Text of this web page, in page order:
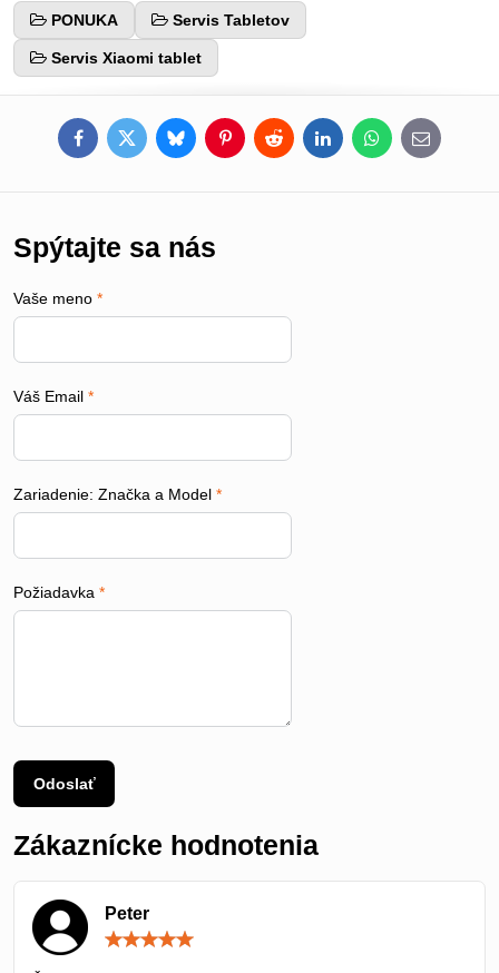
PONUKA Servis Tabletov
Servis Xiaomi tablet
FacebookTwitterBlueskyPinterestRedditLinkedInWhatsApp
E-
mail
Spýtajte sa nás
Vaše meno *
Váš Email *
Zariadenie: Značka a Model *
Požiadavka *
Odoslať
Zákaznícke hodnotenia
Peter